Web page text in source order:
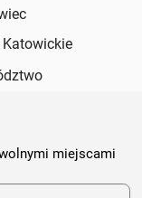
miejscami